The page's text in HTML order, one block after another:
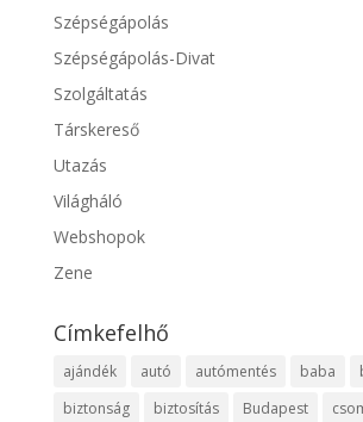
Szépségápolás
Szépségápolás-Divat
Szolgáltatás
Társkereső
Utazás
Világháló
Webshopok
Zene
Címkefelhő
ajándék autó autómentés baba
biztonság
biztosítás Budapest